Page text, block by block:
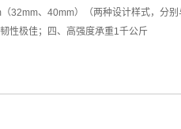
32mm、40mm）（两种设计样式，分
性极佳；四、高强度承重1千公斤